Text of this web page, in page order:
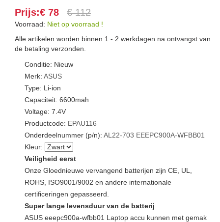
Prijs:€ 78 € 112
Voorraad: Niet op voorraad !
Alle artikelen worden binnen 1 - 2 werkdagen na ontvangst van
de betaling verzonden.
Conditie: Nieuw
Merk: ASUS
Type: Li-ion
Capaciteit: 6600mah
Voltage: 7.4V
Productcode: EPAU116
Onderdeelnummer (p/n): AL22-703 EEEPC900A-WFBB01
Kleur:
Veiligheid eerst
Onze Gloednieuwe vervangend batterijen zijn CE, UL,
ROHS, ISO9001/9002 en andere internationale
certificeringen gepasseerd.
Super lange levensduur van de batterij
ASUS eeepc900a-wfbb01 Laptop accu kunnen met gemak